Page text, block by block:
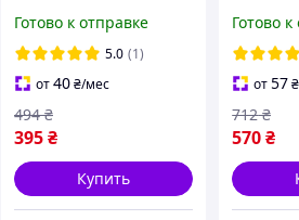
круглая 2.5 л (4214)
Готово к отправке
5.0 (1)
от40₴/мес
395₴
494 ₴
Купить
круглая
Готово
от57₴
570₴
712 ₴